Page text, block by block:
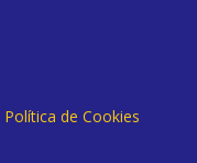
Política de Cookies